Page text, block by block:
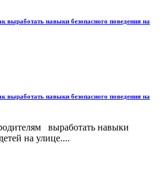
выработать навыки безопасного поведения на
выработать навыки безопасного поведения на
выработать навыки
на улице....